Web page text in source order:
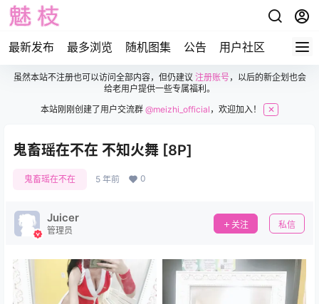
最新发布 最多浏览 随机图集 公告 用户社区
虽然本站不注册也可以访问全部内容，但仍建议 注册账号，以后的新企划也会
给老用户提供一些专属福利。
本站刚刚创建了用户交流群@meizhi_official ，欢迎加入！ ✕
鬼畜瑶在不在 不知火舞 [8P]
鬼畜瑶在不在 5 年前 0
Juicer
管理员
关注 私信